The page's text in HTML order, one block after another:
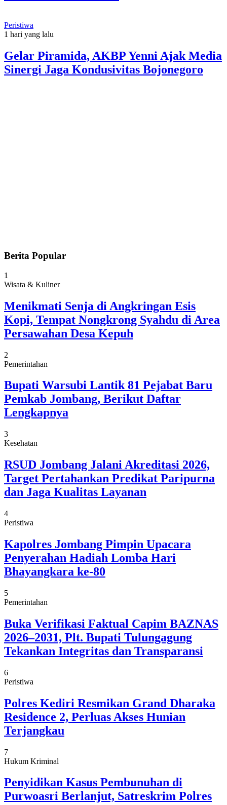
Peristiwa
1 hari yang lalu
Gelar Piramida, AKBP Yenni Ajak Media
Sinergi Jaga Kondusivitas Bojonegoro
Berita Popular
1
Wisata & Kuliner
Menikmati Senja di Angkringan Esis
Kopi, Tempat Nongkrong Syahdu di Area
Persawahan Desa Kepuh
2
Pemerintahan
Bupati Warsubi Lantik 81 Pejabat Baru
Pemkab Jombang, Berikut Daftar
Lengkapnya
3
Kesehatan
RSUD Jombang Jalani Akreditasi 2026,
Target Pertahankan Predikat Paripurna
dan Jaga Kualitas Layanan
4
Peristiwa
Kapolres Jombang Pimpin Upacara
Penyerahan Hadiah Lomba Hari
Bhayangkara ke-80
5
Pemerintahan
Buka Verifikasi Faktual Capim BAZNAS
2026–2031, Plt. Bupati Tulungagung
Tekankan Integritas dan Transparansi
6
Peristiwa
Polres Kediri Resmikan Grand Dharaka
Residence 2, Perluas Akses Hunian
Terjangkau
7
Hukum Kriminal
Penyidikan Kasus Pembunuhan di
Purwoasri Berlanjut, Satreskrim Polres